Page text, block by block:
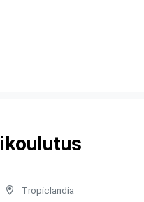
Tropiclandia